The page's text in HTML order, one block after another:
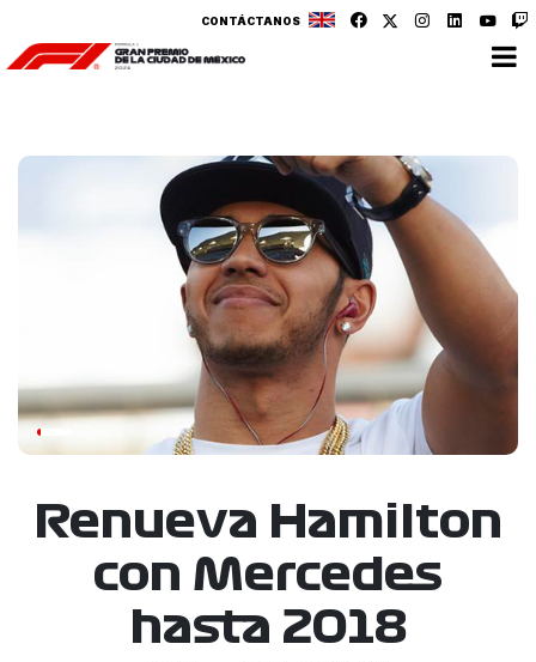
CONTÁCTANOS
Renueva Hamilton
con Mercedes
hasta 2018